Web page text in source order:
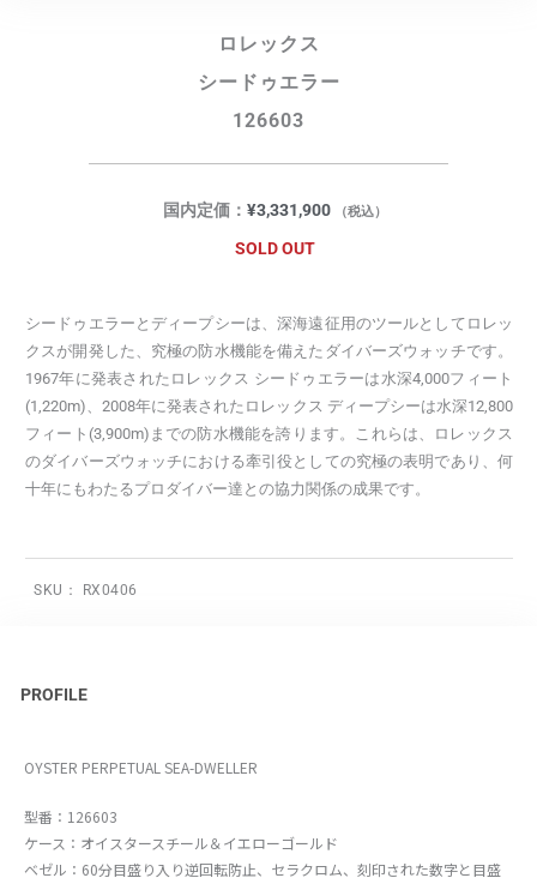
ロレックス
シードゥエラー
126603
国内定価： ¥3,331,900 （税込）
SOLD OUT
シードゥエラーとディープシーは、深海遠征用のツールとしてロレッ
クスが開発した、究極の防水機能を備えたダイバーズウォッチです。
1967年に発表されたロレックス シードゥエラーは水深4,000フィート
(1,220m)、2008年に発表されたロレックス ディープシーは水深12,800
フィート(3,900m)までの防水機能を誇ります。これらは、ロレックス
のダイバーズウォッチにおける牽引役としての究極の表明であり、何
十年にもわたるプロダイバー達との協力関係の成果です。
SKU： RX0406
PROFILE
OYSTER PERPETUAL SEA-DWELLER
型番：126603
ケース：オイスタースチール＆イエローゴールド
ベゼル：60分目盛り入り逆回転防止、セラクロム、刻印された数字と目盛